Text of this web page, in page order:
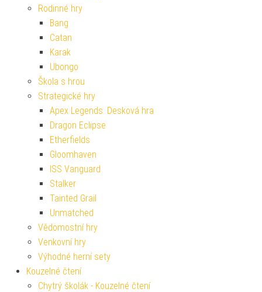
Rodinné hry
Bang
Catan
Karak
Ubongo
Škola s hrou
Strategické hry
Apex Legends: Desková hra
Dragon Eclipse
Etherfields
Gloomhaven
ISS Vanguard
Stalker
Tainted Grail
Unmatched
Vědomostní hry
Venkovní hry
Výhodné herní sety
Kouzelné čtení
Chytrý školák - Kouzelné čtení